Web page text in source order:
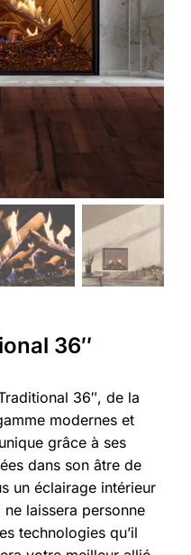
36″
36″, de la
modernes et
grâce à ses
dans son âtre de
un éclairage intérieur
laissera personne
technologies qu’il